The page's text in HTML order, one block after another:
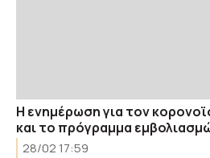
Η ενημέρωση για τον
και το πρόγραμμα
28/02 17:59